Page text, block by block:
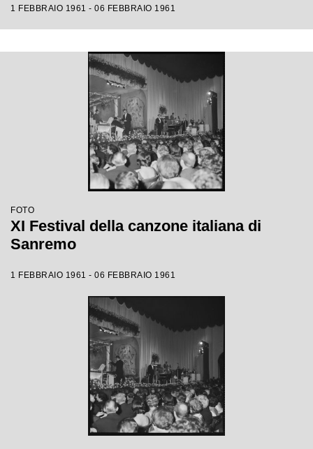
1 FEBBRAIO 1961 - 06 FEBBRAIO 1961
FOTO
XI Festival della canzone italiana di
Sanremo
1 FEBBRAIO 1961 - 06 FEBBRAIO 1961